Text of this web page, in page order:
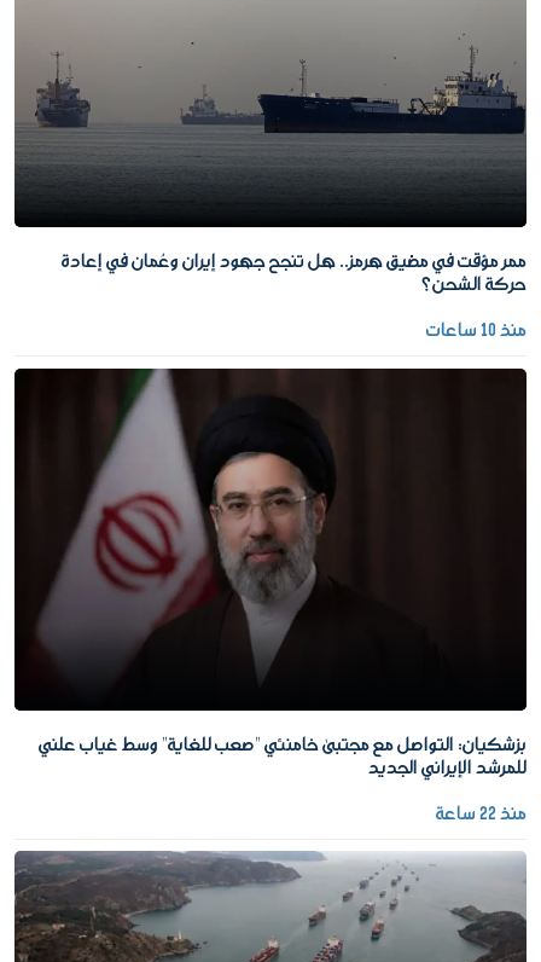
ممر مؤقت في مضيق هرمز.. هل تنجح جهود إيران وعُمان في إعادة
حركة الشحن؟
منذ 10 ساعات
بزشكيان: التواصل مع مجتبى خامنئي "صعب للغاية" وسط غياب علني
للمرشد الإيراني الجديد
منذ 22 ساعة